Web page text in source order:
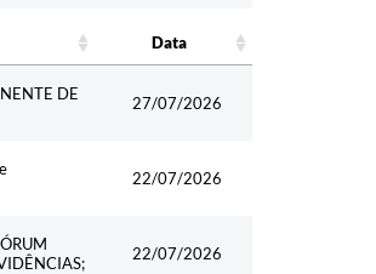
Data
DE
27/07/2026
22/07/2026
22/07/2026